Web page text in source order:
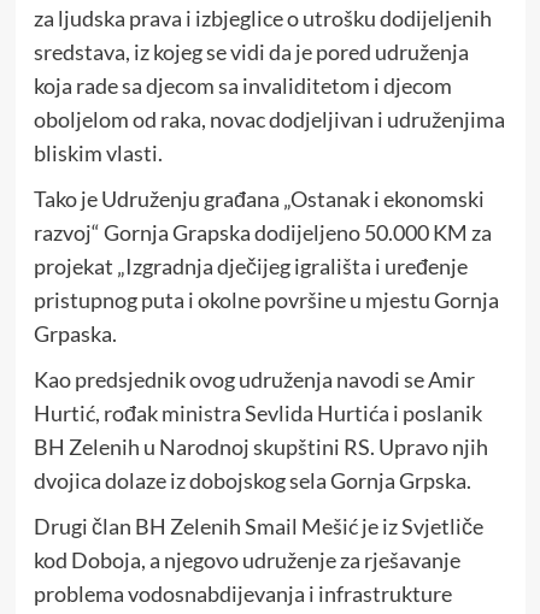
za ljudska prava i izbjeglice o utrošku dodijeljenih
sredstava, iz kojeg se vidi da je pored udruženja
koja rade sa djecom sa invaliditetom i djecom
oboljelom od raka, novac dodjeljivan i udruženjima
bliskim vlasti.
Tako je Udruženju građana „Ostanak i ekonomski
razvoj“ Gornja Grapska dodijeljeno 50.000 KM za
projekat „Izgradnja dječijeg igrališta i uređenje
pristupnog puta i okolne površine u mjestu Gornja
Grpaska.
Kao predsjednik ovog udruženja navodi se Amir
Hurtić, rođak ministra Sevlida Hurtića i poslanik
BH Zelenih u Narodnoj skupštini RS. Upravo njih
dvojica dolaze iz dobojskog sela Gornja Grpska.
Drugi član BH Zelenih Smail Mešić je iz Svjetliče
kod Doboja, a njegovo udruženje za rješavanje
problema vodosnabdijevanja i infrastrukture